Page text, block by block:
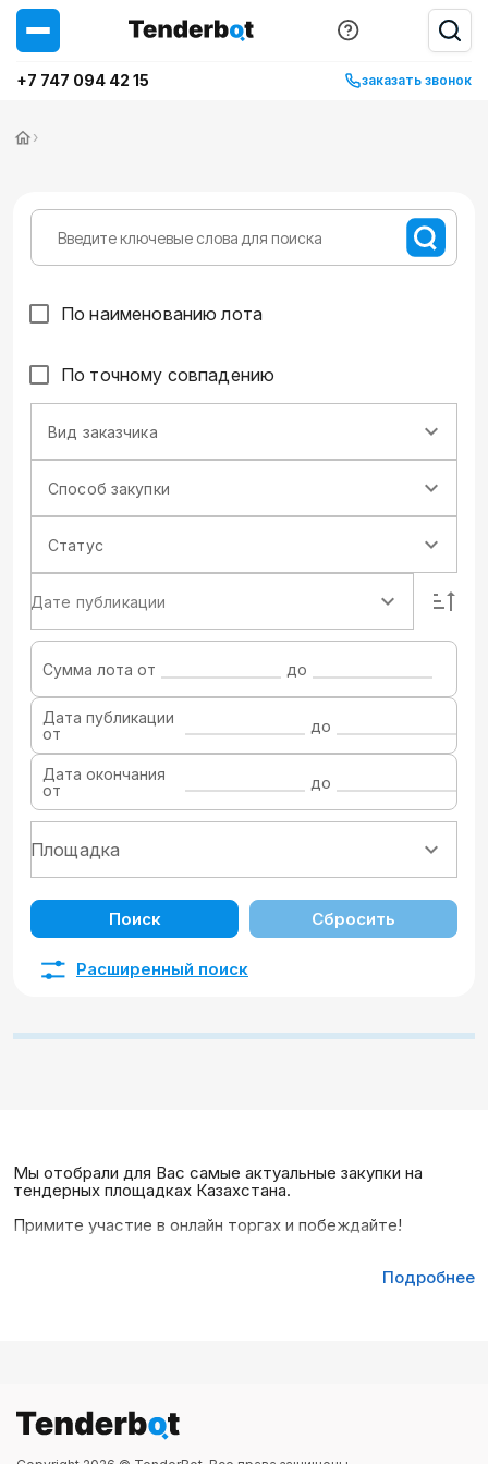
+7 747 094 42 15 заказать звонок
›
По наименованию лота
По точному совпадению
Вид заказчика
Способ закупки
Статус
Дате публикации
Сумма лота от до
Дата публикации
от
до
Дата окончания
от
до
Поиск Сбросить
Расширенный поиск
Мы отобрали для Вас самые актуальные закупки на
тендерных площадках Казахстана.
Примите участие в онлайн торгах и побеждайте!
Подробнее